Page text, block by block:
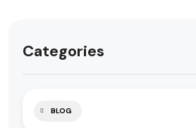
Categories
BLOG